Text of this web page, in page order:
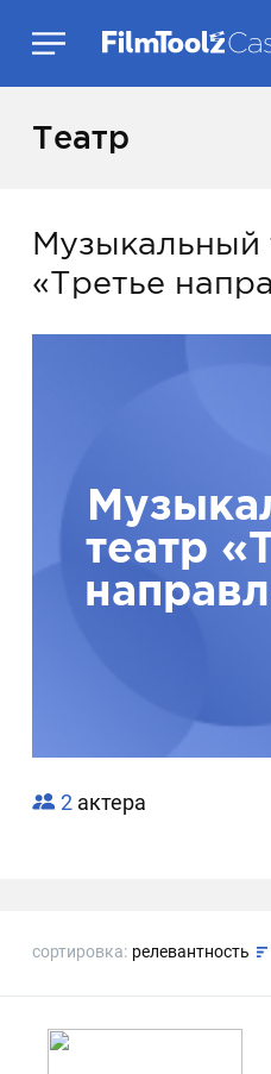
Театр
Музыкальный
«Третье
театр
2 актера
сортировка: релевантность